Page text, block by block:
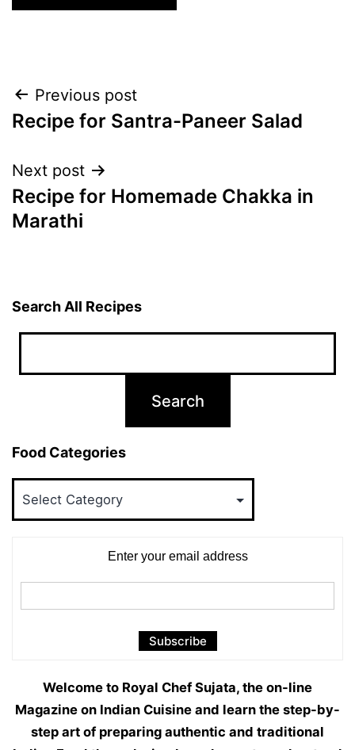
Post
navigation
Previous post
Recipe for Santra-Paneer Salad
Next post
Recipe for Homemade Chakka in
Marathi
Search All Recipes
Food Categories
Enter your email address
Welcome to Royal Chef Sujata, the on-line
Magazine on Indian Cuisine and learn the step-by-
step art of preparing authentic and traditional